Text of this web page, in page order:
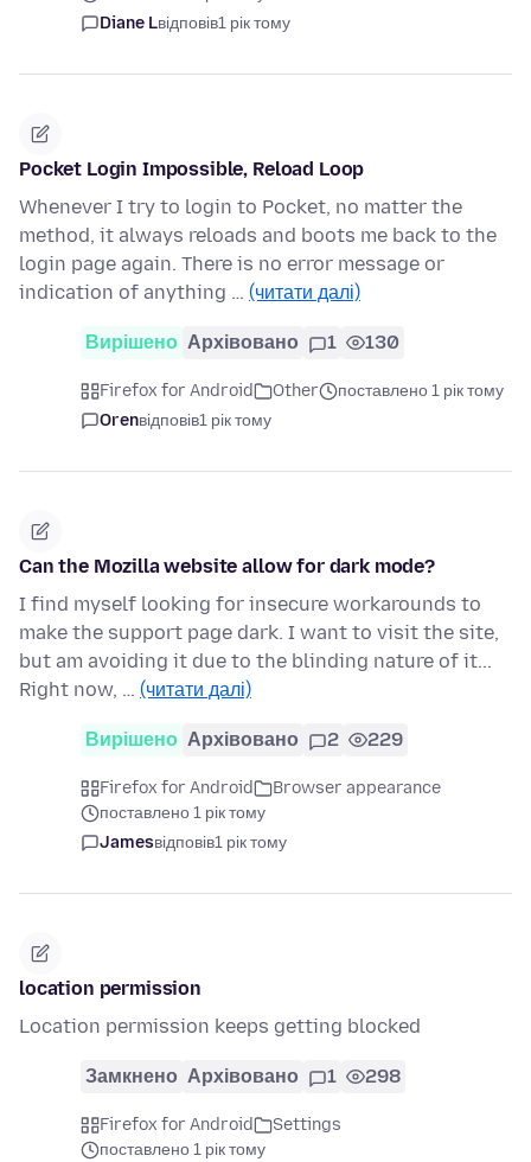
Diane Lвідповів1 рік тому
Pocket Login Impossible, Reload Loop
Whenever I try to login to Pocket, no matter the
method, it always reloads and boots me back to the
login page again. There is no error message or
indication of anything … (читати далі)
Вирішено Архівовано 1 130
Firefox for Android Other
поставлено 1 рік тому
Orenвідповів1 рік тому
Can the Mozilla website allow for dark mode?
I find myself looking for insecure workarounds to
make the support page dark. I want to visit the site,
but am avoiding it due to the blinding nature of it...
Right now, … (читати далі)
Вирішено Архівовано 2 229
Firefox for Android
Browser appearance
поставлено 1 рік тому
Jamesвідповів1 рік тому
location permission
Location permission keeps getting blocked
Замкнено Архівовано 1 298
Firefox for Android
Settings
поставлено 1 рік тому